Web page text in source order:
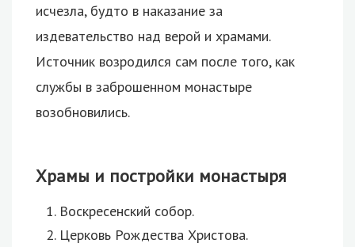
исчезла, будто в наказание за
издевательство над верой и храмами.
Источник возродился сам после того, как
службы в заброшенном монастыре
возобновились.
Храмы и постройки монастыря
Воскресенский собор.
Церковь Рождества Христова.